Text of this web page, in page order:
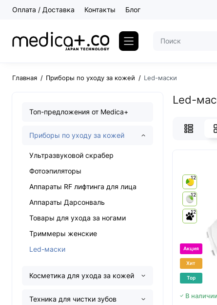
Оплата / Доставка Контакты Блог
Главная Приборы по уходу за кожей Led-маски
Топ-предложения от Medica+
Приборы по уходу за кожей
Ультразвуковой скрабер
Фотоэпиляторы
Аппараты RF лифтинга для лица
Аппараты Дарсонваль
Товары для ухода за ногами
Триммеры женские
Led-маски
Косметика для ухода за кожей
Техника для чистки зубов
Led-
12
12
12
Акция
Хит
Top
В наличии